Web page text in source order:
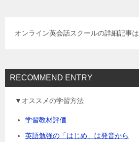
オンライン英会話スクールの詳細記事は
RECOMMEND ENTRY
▼オススメの学習方法
学習教材評価
英語勉強の「はじめ」は発音から